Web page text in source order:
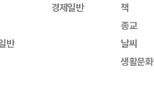
반
경제일반
책
종교
날씨
생활문